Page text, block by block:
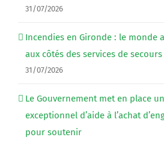
31/07/2026
Incendies en Gironde : le monde
aux côtés des services de secours
31/07/2026
Le Gouvernement met en place
exceptionnel d’aide à l’achat
pour soutenir